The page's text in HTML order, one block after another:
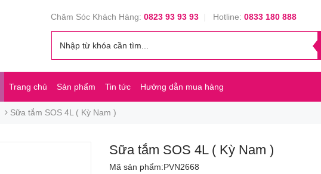
Chăm Sóc Khách Hàng: 0823 93 93 93| Hotline: 0833 180 888
Trang chủ Sản phẩm Tin tức Hướng dẫn mua hàng
Sữa tắm SOS 4L ( Kỳ Nam )
Sữa tắm SOS 4L ( Kỳ Nam )
Mã sản phẩm:PVN2668